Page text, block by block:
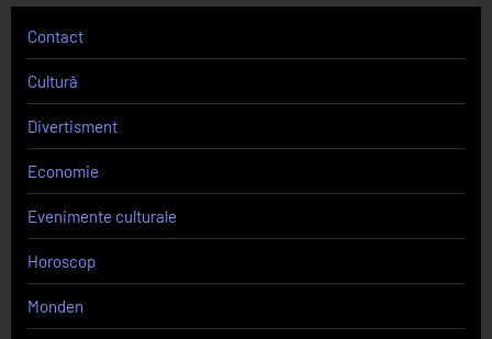
Contact
Cultură
Divertisment
Economie
Evenimente culturale
Horoscop
Monden